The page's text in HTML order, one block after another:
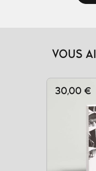
VOUS
30,00 €